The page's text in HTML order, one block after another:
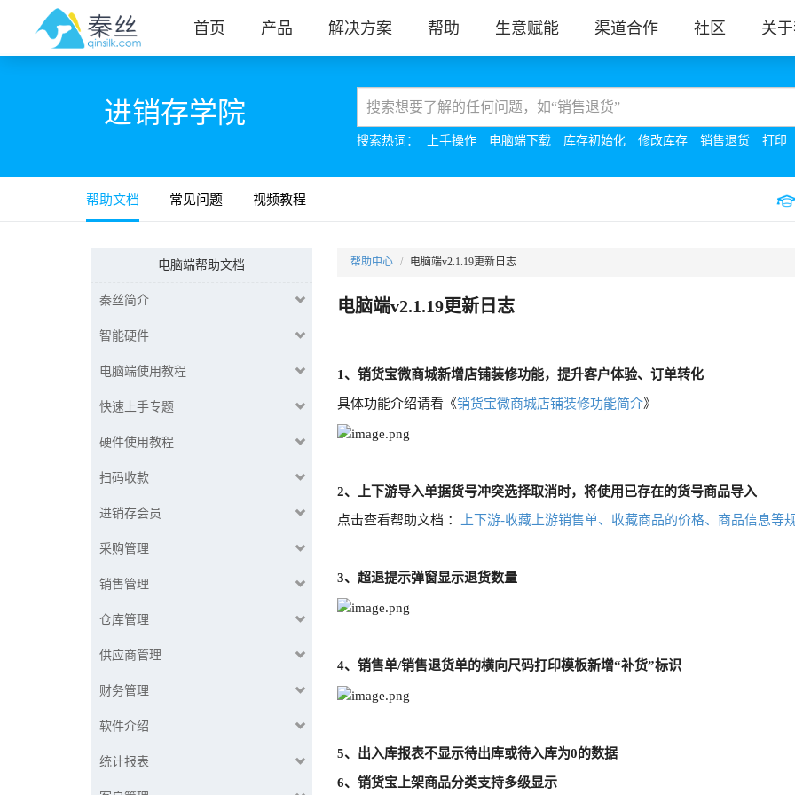
首页 产品 解决方案 帮助 生意赋能 渠道合作 社区 关
进销存学院
搜索热词： 上手操作 电脑端下载 库存初始化 修改库存 销售退货 打印
帮助文档 常见问题 视频教程
电脑端帮助文档
秦丝简介
智能硬件
电脑端使用教程
快速上手专题
硬件使用教程
扫码收款
进销存会员
采购管理
销售管理
仓库管理
供应商管理
财务管理
软件介绍
统计报表
帮助中心 电脑端v2.1.19更新日志
电脑端v2.1.19更新日志
1、销货宝微商城新增店铺装修功能，提升客户体验、订单转化
具体功能介绍请看《销货宝微商城店铺装修功能简介》
2、上下游导入单据货号冲突选择取消时，将使用已存在的货号商品导入
点击查看帮助文档 ： 上下游-收藏上游销售单、收藏商品的价格、商品信息等
3、超退提示弹窗显示退货数量
4、销售单/销售退货单的横向尺码打印模板新增“补货”标识
5、出入库报表不显示待出库或待入库为0的数据
6、销货宝上架商品分类支持多级显示